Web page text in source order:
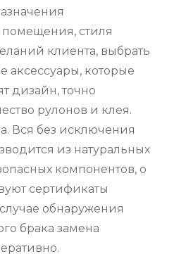
стиля
клиента, выбрать
аксессуары, которые
дизайн, точно
рулонов и клея.
Вся без исключения
из натуральных
компонентов, о
сертификаты
случае обнаружения
брака замена